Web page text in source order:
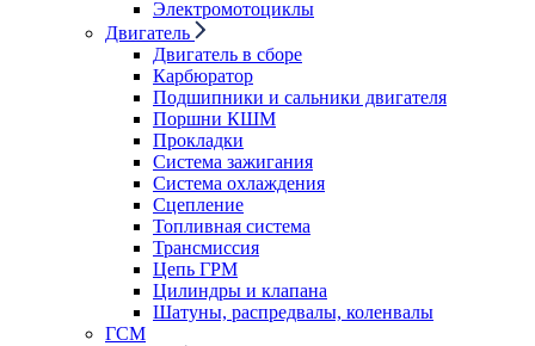
Электромотоциклы
Двигатель
Двигатель в сборе
Карбюратор
Подшипники и сальники двигателя
Поршни КШМ
Прокладки
Система зажигания
Система охлаждения
Сцепление
Топливная система
Трансмиссия
Цепь ГРМ
Цилиндры и клапана
Шатуны, распредвалы, коленвалы
ГСМ